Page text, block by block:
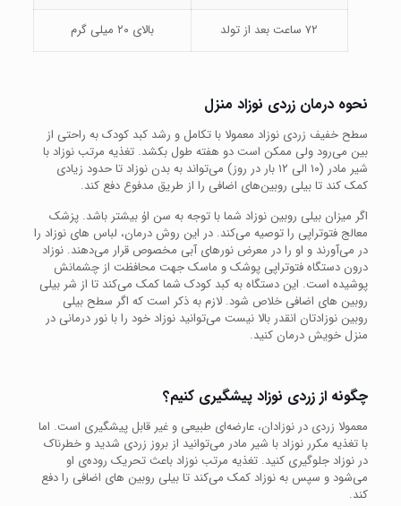
۷۲ ساعت بعد از تولد بالای ۲۰ میلی گرم
نحوه درمان زردی نوزاد منزل
سطح خفیف زردی نوزاد معمولا با تکامل و رشد کبد کودک به راحتی از
بین می‌رود ولی ممکن است دو هفته طول بکشد. تغذیه مرتب نوزاد با
شیر مادر (۱۰ الی ۱۲ بار در روز) می‌تواند به بدن نوزاد تا حدود زیادی
کمک کند تا بیلی روبین‌های اضافی را از طریق مدفوع دفع کند.
اگر میزان بیلی روبین نوزاد شما با توجه به سن اوٰ بیشتر باشد. پزشک
معالج فتوتراپی را توصیه می‌کند. در این روش درمان، لباس های نوزاد را
در می‌آورند و او را در معرض نورهای آبی مخصوص قرار می‌دهند. نوزاد
درون دستگاه فتوتراپی پوشک و ماسک جهت محافظت از چشمانش
پوشیده است. این دستگاه به کبد کودک شما کمک می‌کند تا از شر بیلی
روبین های اضافی خلاص شود. لازم به ذکر است که اگر سطح بیلی
روبین نوزادتان انقدر بالا نیست می‌توانید نوزاد خود را با نور درمانی در
منزل خویش درمان کنید.
چگونه از زردی نوزاد پیشگیری کنیم؟
معمولا زردی در نوزادان، عارضه‌ای طبیعی و غیر قابل پیشگیری است. اما
با تغذیه مکرر نوزاد با شیر مادر می‌توانید از بروز زردی شدید و خطرناک
در نوزاد جلوگیری کنید. تغذیه مرتب نوزاد باعث تحریک روده‌ی او
می‌شود و سپس به نوزاد کمک می‌کند تا بیلی روبین های اضافی را دفع
کند.